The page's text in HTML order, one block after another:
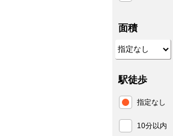
面積
駅徒歩
指定なし
10分以内